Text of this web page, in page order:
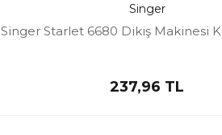
Singer
Singer Starlet 6680 Dikiş Makinesi
237,96 TL